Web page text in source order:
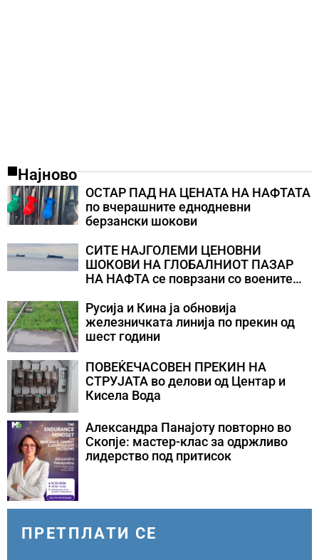
Најново
ОСТАР ПАД НА ЦЕНАТА НА НАФТАТА
по вчерашните еднодневни
берзански шокови
СИТЕ НАЈГОЛЕМИ ЦЕНОВНИ
ШОКОВИ НА ГЛОБАЛНИОТ ПАЗАР
НА НАФТА се поврзани со воените
Русија и Кина ја обновија
железничката линија по прекин од
шест години
ПОВЕЌЕЧАСОВЕН ПРЕКИН НА
СТРУЈАТА во делови од Центар и
Кисела Вода
Александра Панајоту повторно во
Скопје: мастер-клас за одржливо
лидерство под притисок
ПРЕТПЛАТИ СЕ